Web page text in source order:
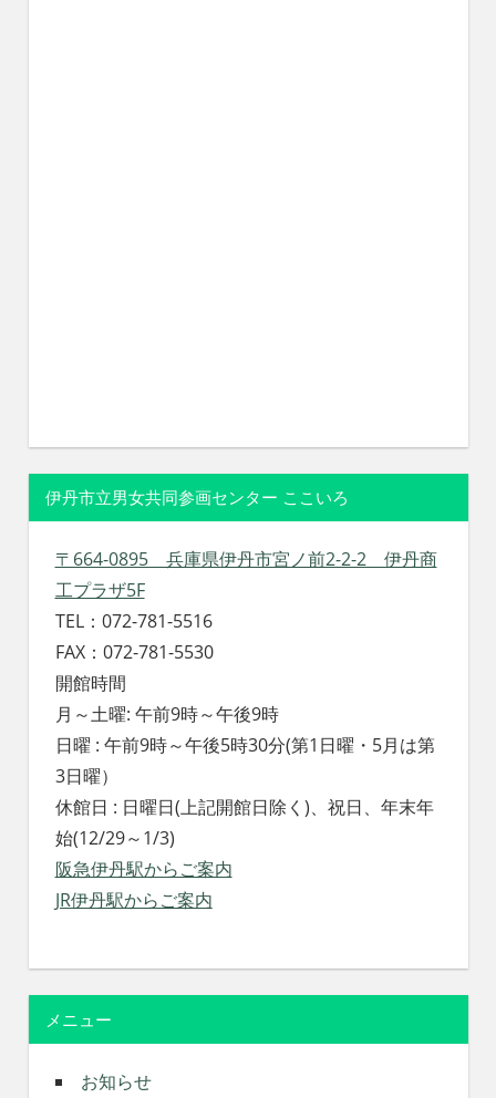
伊丹市立男女共同参画センター ここいろ
〒664-0895 兵庫県伊丹市宮ノ前2-2-2 伊丹商
工プラザ5F
TEL：072-781-5516
FAX：072-781-5530
開館時間
月～土曜: 午前9時～午後9時
日曜 : 午前9時～午後5時30分(第1日曜・5月は第
3日曜）
休館日 : 日曜日(上記開館日除く)、祝日、年末年
始(12/29～1/3)
阪急伊丹駅からご案内
JR伊丹駅からご案内
メニュー
お知らせ